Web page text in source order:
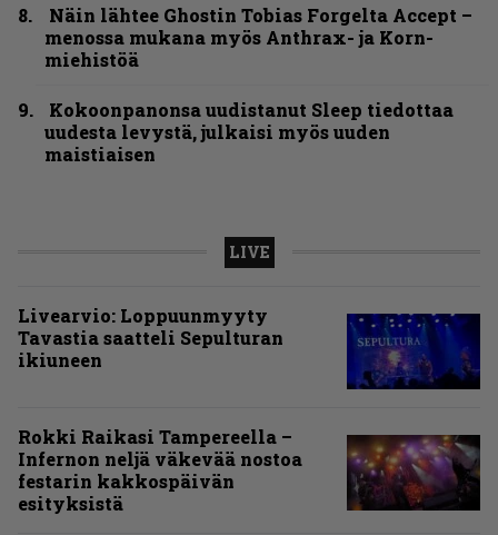
Näin lähtee Ghostin Tobias Forgelta Accept –
menossa mukana myös Anthrax- ja Korn-
miehistöä
Kokoonpanonsa uudistanut Sleep tiedottaa
uudesta levystä, julkaisi myös uuden
maistiaisen
LIVE
Livearvio: Loppuunmyyty
Tavastia saatteli Sepulturan
ikiuneen
Rokki Raikasi Tampereella –
Infernon neljä väkevää nostoa
festarin kakkospäivän
esityksistä